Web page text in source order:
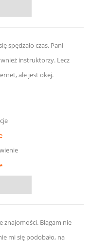
spędzało czas. Pani
instruktorzy. Lecz
ale jest okej.
znajomości. Błagam nie
mi się podobało, na